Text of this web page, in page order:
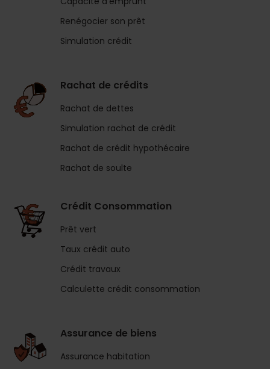
Renégocier son prêt
Simulation crédit
Rachat de crédits
Rachat de dettes
Simulation rachat de crédit
Rachat de crédit hypothécaire
Rachat de soulte
Crédit Consommation
Prêt vert
Taux crédit auto
Crédit travaux
Calculette crédit consommation
Assurance de biens
Assurance habitation